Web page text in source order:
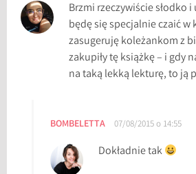
Brzmi rzeczywiście słodko i
będę się specjalnie czaić w
zasugeruję koleżankom z
zakupiły tę książkę – i gdy
na taką lekką lekturę, to ją
BOMBELETTA 07/08/2015 o 14:55
Dokładnie tak